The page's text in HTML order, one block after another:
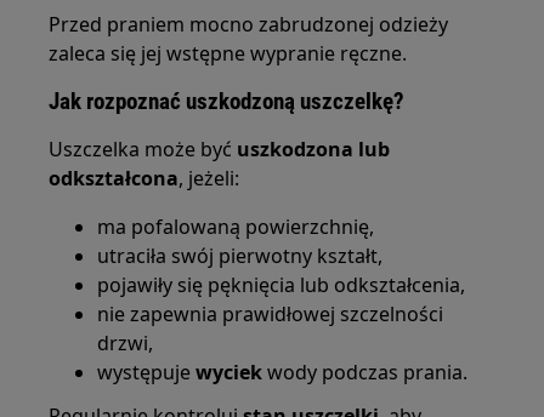
Przed praniem mocno zabrudzonej odzieży
zaleca się jej wstępne wypranie ręczne.
Jak rozpoznać uszkodzoną uszczelkę?
Uszczelka może być uszkodzona lub
odkształcona, jeżeli:
ma pofalowaną powierzchnię,
utraciła swój pierwotny kształt,
pojawiły się pęknięcia lub odkształcenia,
nie zapewnia prawidłowej szczelności
drzwi,
występujewyciekwody podczas prania.